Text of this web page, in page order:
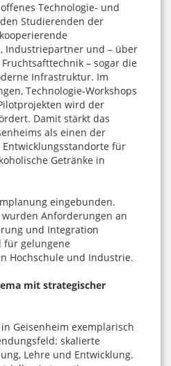
Technologie- und
Studierenden der
Industriepartner und – über
– sogar die
Infrastruktur. Im
Technologie-Workshops
wird der
Damit stärkt das
als einen der
für
Getränke in
eingebunden.
Anforderungen an
und Integration
für gelungene
Hochschule und Industrie.
mit strategischer
Geisenheim exemplarisch
skalierte
Lehre und Entwicklung.